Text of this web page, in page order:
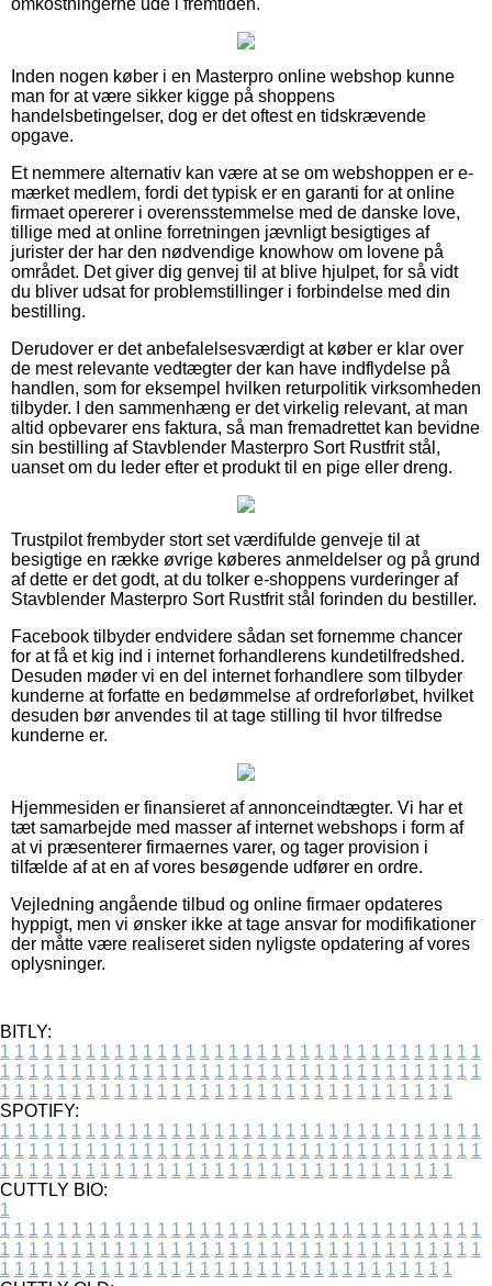
Inden nogen køber i en Masterpro online webshop kunne
man for at være sikker kigge på shoppens
handelsbetingelser, dog er det oftest en tidskrævende
opgave.
Et nemmere alternativ kan være at se om webshoppen er e-
mærket medlem, fordi det typisk er en garanti for at online
firmaet opererer i overensstemmelse med de danske love,
tillige med at online forretningen jævnligt besigtiges af
jurister der har den nødvendige knowhow om lovene på
området. Det giver dig genvej til at blive hjulpet, for så vidt
du bliver udsat for problemstillinger i forbindelse med din
bestilling.
Derudover er det anbefalelsesværdigt at køber er klar over
de mest relevante vedtægter der kan have indflydelse på
handlen, som for eksempel hvilken returpolitik virksomheden
tilbyder. I den sammenhæng er det virkelig relevant, at man
altid opbevarer ens faktura, så man fremadrettet kan bevidne
sin bestilling af Stavblender Masterpro Sort Rustfrit stål,
uanset om du leder efter et produkt til en pige eller dreng.
Trustpilot frembyder stort set værdifulde genveje til at
besigtige en række øvrige køberes anmeldelser og på grund
af dette er det godt, at du tolker e-shoppens vurderinger af
Stavblender Masterpro Sort Rustfrit stål forinden du bestiller.
Facebook tilbyder endvidere sådan set fornemme chancer
for at få et kig ind i internet forhandlerens kundetilfredshed.
Desuden møder vi en del internet forhandlere som tilbyder
kunderne at forfatte en bedømmelse af ordreforløbet, hvilket
desuden bør anvendes til at tage stilling til hvor tilfredse
kunderne er.
Hjemmesiden er finansieret af annonceindtægter. Vi har et
tæt samarbejde med masser af internet webshops i form af
at vi præsenterer firmaernes varer, og tager provision i
tilfælde af at en af vores besøgende udfører en ordre.
Vejledning angående tilbud og online firmaer opdateres
hyppigt, men vi ønsker ikke at tage ansvar for modifikationer
der måtte være realiseret siden nyligste opdatering af vores
oplysninger.
BITLY:
1 1 1 1 1 1 1 1 1 1 1 1 1 1 1 1 1 1 1 1 1 1 1 1 1 1 1 1 1 1 1 1 1 1
1 1 1 1 1 1 1 1 1 1 1 1 1 1 1 1 1 1 1 1 1 1 1 1 1 1 1 1 1 1 1 1 1 1
1 1 1 1 1 1 1 1 1 1 1 1 1 1 1 1 1 1 1 1 1 1 1 1 1 1 1 1 1 1 1 1
SPOTIFY:
1 1 1 1 1 1 1 1 1 1 1 1 1 1 1 1 1 1 1 1 1 1 1 1 1 1 1 1 1 1 1 1 1 1
1 1 1 1 1 1 1 1 1 1 1 1 1 1 1 1 1 1 1 1 1 1 1 1 1 1 1 1 1 1 1 1 1 1
1 1 1 1 1 1 1 1 1 1 1 1 1 1 1 1 1 1 1 1 1 1 1 1 1 1 1 1 1 1 1 1
CUTTLY BIO:
1
1 1 1 1 1 1 1 1 1 1 1 1 1 1 1 1 1 1 1 1 1 1 1 1 1 1 1 1 1 1 1 1 1 1
1 1 1 1 1 1 1 1 1 1 1 1 1 1 1 1 1 1 1 1 1 1 1 1 1 1 1 1 1 1 1 1 1 1
1 1 1 1 1 1 1 1 1 1 1 1 1 1 1 1 1 1 1 1 1 1 1 1 1 1 1 1 1 1 1 1